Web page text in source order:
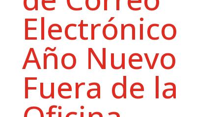
Electrónico
Año Nuevo
Fuera de la